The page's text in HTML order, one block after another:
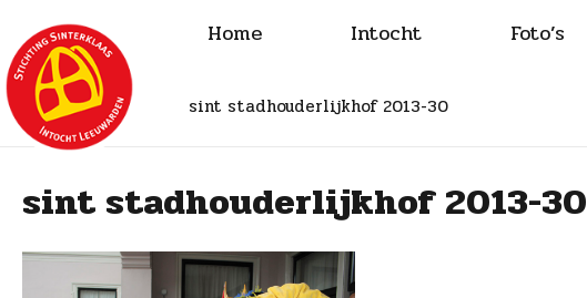
Home Intocht Foto’s
sint stadhouderlijkhof 2013-30
sint stadhouderlijkhof 2013-30